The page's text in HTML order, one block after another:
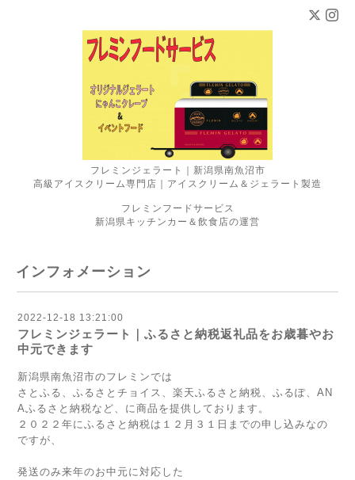
フレミンジェラート｜新潟県南魚沼市
高級アイスクリーム専門店｜アイスクリーム＆ジェラート製造
フレミンフードサービス
新潟県キッチンカー＆飲食店の運営
インフォメーション
2022-12-18 13:21:00
フレミンジェラート｜ふるさと納税返礼品をお歳暮やお
中元できます
新潟県南魚沼市のフレミンでは
さとふる、ふるさとチョイス、楽天ふるさと納税、ふるぽ、AN
Aふるさと納税など、に商品を提供しております。
２０２２年にふるさと納税は１２月３１日までの申し込みなの
ですが、
発送のみ来年のお中元に対応した